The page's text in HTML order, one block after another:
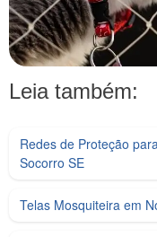
Leia também:
Redes de Proteção
Socorro SE
Telas Mosquiteira em